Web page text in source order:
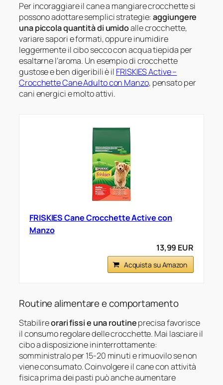
Per incoraggiare il cane a mangiare crocchette si
possono adottare semplici strategie:aggiungere
una piccola quantità di umidoalle crocchette,
variare sapori e formati, oppure inumidire
leggermente il cibo secco con acqua tiepida per
esaltarne l’aroma. Un esempio di crocchette
gustose e ben digeribili è il FRISKIES Active –
Crocchette Cane Adulto con Manzo, pensato per
cani energici e molto attivi.
FRISKIES Cane Crocchette Active con
Manzo
13,99 EUR
Acquista su Amazon
Routine alimentare e comportamento
Stabilireorari fissi e una routineprecisa favorisce
il consumo regolare delle crocchette. Mai lasciare il
cibo a disposizione ininterrottamente:
somministralo per 15-20 minuti e rimuovilo se non
viene consumato. Coinvolgere il cane con attività
fisica prima dei pasti può anche aumentare